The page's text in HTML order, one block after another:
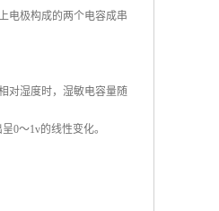
电极构成的两个电容成串
对湿度时，湿敏电容量随
0～1v的线性变化。